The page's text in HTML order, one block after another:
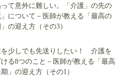
て意外に難しい。「介護」の先の
」について－医師が教える「最高の
の迎え方（その3）
を少しでも先送りしたい！ 介護を
る8つのこと－医師が教える「最高
」の迎え方（その1）